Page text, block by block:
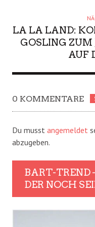
LA LA LAND:
GOSLING
AUF
0 KOMMENTARE
Du musst angemeldet
abzugeben.
BART-TREND
DER NOCH